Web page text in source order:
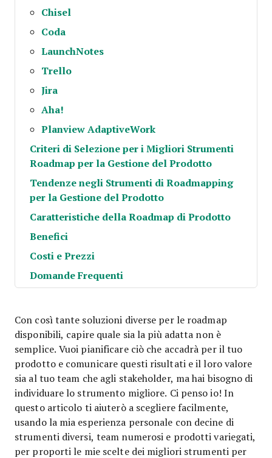
Chisel
Coda
LaunchNotes
Trello
Jira
Aha!
Planview AdaptiveWork
Criteri di Selezione per i Migliori Strumenti
Roadmap per la Gestione del Prodotto
Tendenze negli Strumenti di Roadmapping
per la Gestione del Prodotto
Caratteristiche della Roadmap di Prodotto
Benefici
Costi e Prezzi
Domande Frequenti
Con così tante soluzioni diverse per le roadmap
disponibili, capire quale sia la più adatta non è
semplice. Vuoi pianificare ciò che accadrà per il tuo
prodotto e comunicare questi risultati e il loro valore
sia al tuo team che agli stakeholder, ma hai bisogno di
individuare lo strumento migliore. Ci penso io! In
questo articolo ti aiuterò a scegliere facilmente,
usando la mia esperienza personale con decine di
strumenti diversi, team numerosi e prodotti variegati,
per proporti le mie scelte dei migliori strumenti per